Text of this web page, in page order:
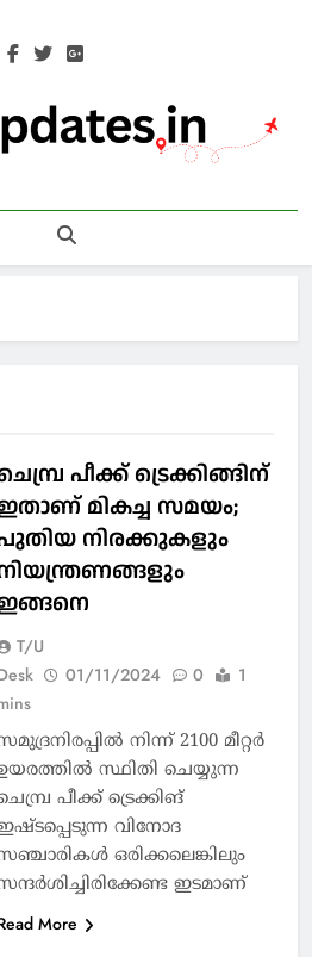
പീക്ക് ട്രെക്കിങ്ങിന്
മികച്ച സമയം;
നിരക്കുകളും
T/U
01/11/2024 0
1
നിന്ന് 2100 മീറ്റര്‍
സ്ഥിതി ചെയ്യുന്ന
പീക്ക് ട്രെക്കിങ്
വിനോദ
ഒരിക്കലെങ്കിലും
ഇടമാണ്
More